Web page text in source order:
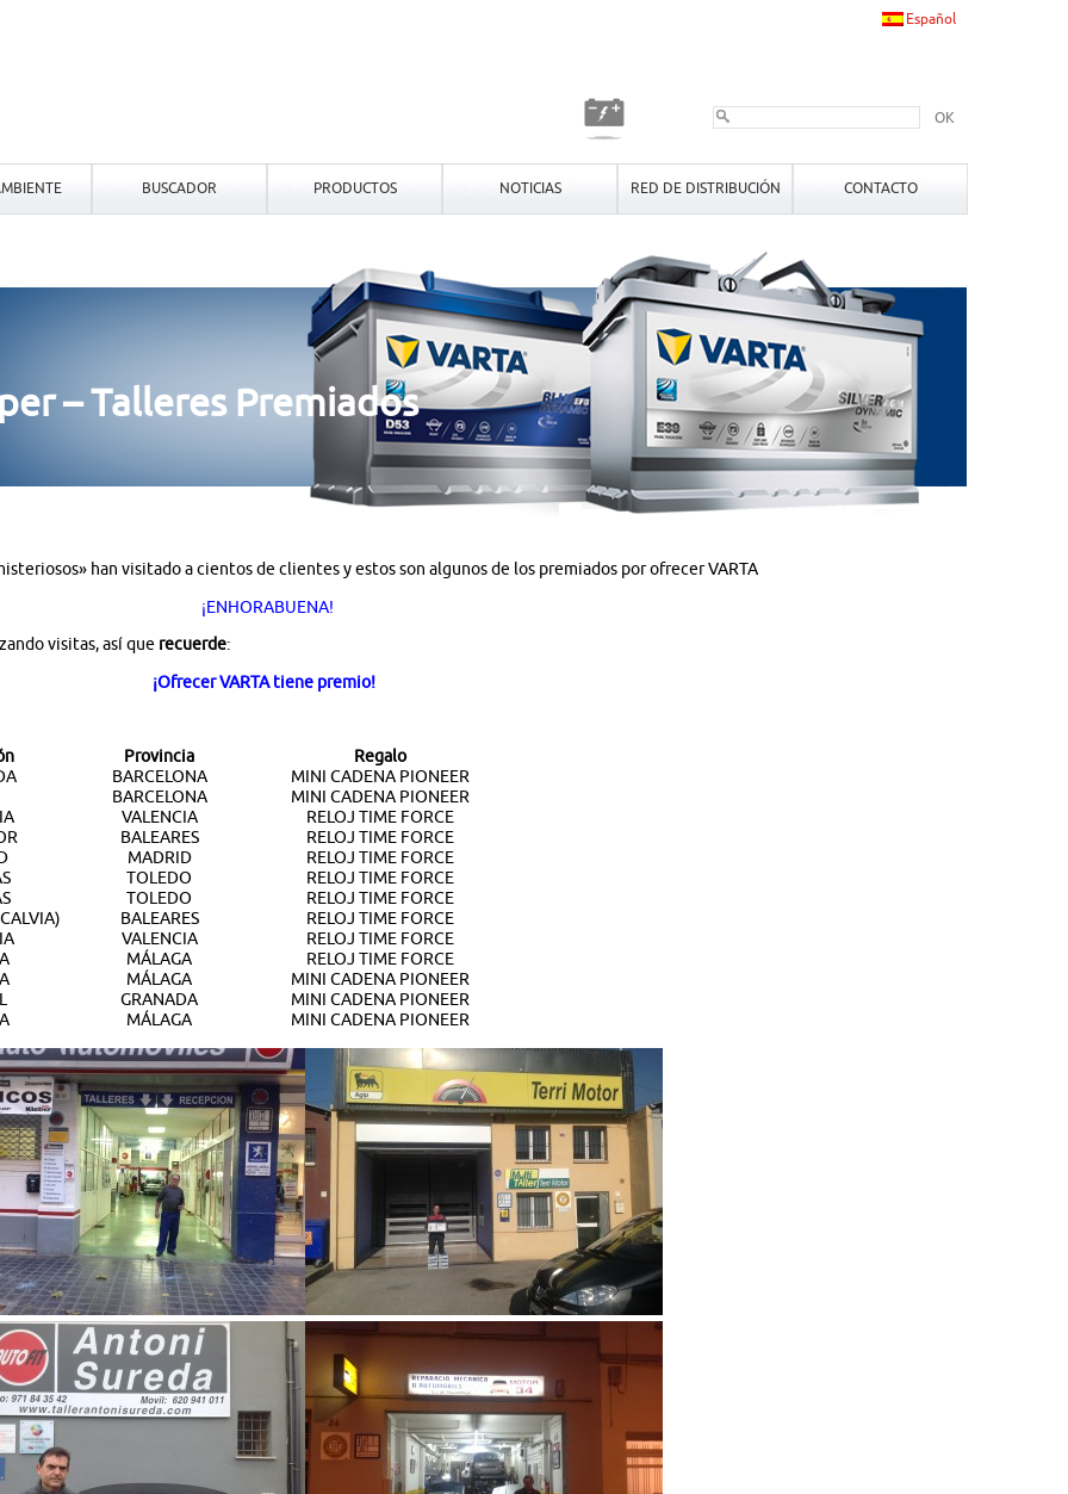
BUSCADOR PRODUCTOS NOTICIAS RED DE DISTRIBUCIÓN CONTACTO
Español
OK
– Talleres Premiados
han visitado a cientos de clientes y estos son algunos de los premiados por ofrecer VARTA
¡ENHORABUENA!
visitas, así que recuerde:
¡Ofrecer VARTA tiene premio!
Provincia
Regalo
BARCELONA
MINI CADENA PIONEER
BARCELONA
MINI CADENA PIONEER
VALENCIA
RELOJ TIME FORCE
BALEARES
RELOJ TIME FORCE
MADRID
RELOJ TIME FORCE
TOLEDO
RELOJ TIME FORCE
TOLEDO
RELOJ TIME FORCE
BALEARES
RELOJ TIME FORCE
VALENCIA
RELOJ TIME FORCE
MÁLAGA
RELOJ TIME FORCE
MÁLAGA
MINI CADENA PIONEER
GRANADA
MINI CADENA PIONEER
MÁLAGA MINI CADENA PIONEER